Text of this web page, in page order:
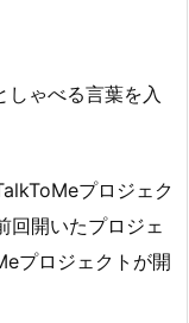
しゃべる言葉を入
プロジェク
回開いたプロジェ
プロジェクトが開